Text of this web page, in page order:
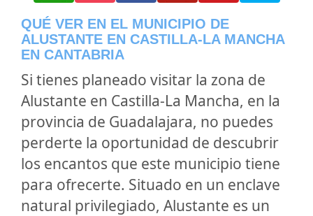
QUÉ VER EN EL MUNICIPIO DE
ALUSTANTE EN CASTILLA-LA MANCHA
EN CANTABRIA
Si tienes planeado visitar la zona de
Alustante en Castilla-La Mancha, en la
provincia de Guadalajara, no puedes
perderte la oportunidad de descubrir
los encantos que este municipio tiene
para ofrecerte. Situado en un enclave
natural privilegiado, Alustante es un